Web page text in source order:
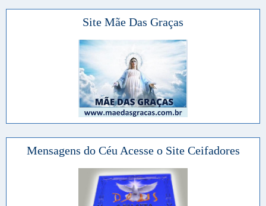
Site Mãe Das Graças
Mensagens do Céu Acesse o Site Ceifadores